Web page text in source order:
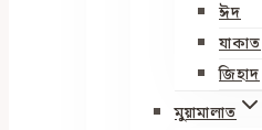
ঈদ
যাকাত
জিহাদ
মুয়ামালাত